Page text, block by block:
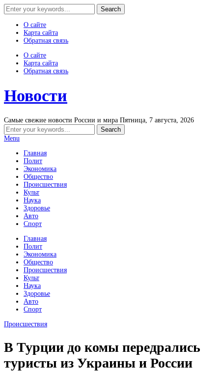
О сайте
Карта сайта
Обратная связь
О сайте
Карта сайта
Обратная связь
Новости
Самые свежие новости России и мира Пятница, 7 августа, 2026
Menu
Главная
Полит
Экономика
Общество
Происшествия
Культ
Наука
Здоровье
Авто
Спорт
Главная
Полит
Экономика
Общество
Происшествия
Культ
Наука
Здоровье
Авто
Спорт
Происшествия
В Турции до комы передрались
туристы из Украины и России